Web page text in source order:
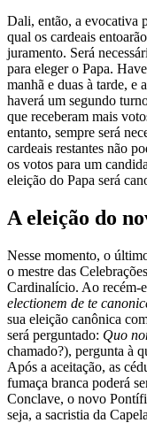
Dali, então, a evocativa
qual os cardeais
juramento. Será
para eleger o Papa.
manhã e duas à tarde, e
haverá um segundo
que receberam mais
entanto, sempre será
cardeais restantes não
os votos para um
eleição do Papa será
A eleição do
Nesse momento, o
o mestre das
Cardinalício. Ao recém-
electionem de te
sua eleição canônica
será perguntado: Quo
chamado?), pergunta à
Após a aceitação, as
fumaça branca poderá
Conclave, o novo
seja, a sacristia da